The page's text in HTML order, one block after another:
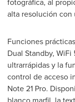
alta resolución
Funciones
Dual Standby,
ultrarrápidas y la
control de acceso
Note 21 Pro.